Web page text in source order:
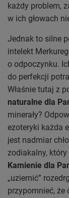
każdy problem,
w ich głowach
Jednak to silne
intelekt
o odpoczynku.
do perfekcji
Właśnie tutaj z
naturalne dla
minerały?
ezoteryki każda
jest nadmiar
zodiakalny, który
Kamienie dla
„uziemić”
przypomnieć, że